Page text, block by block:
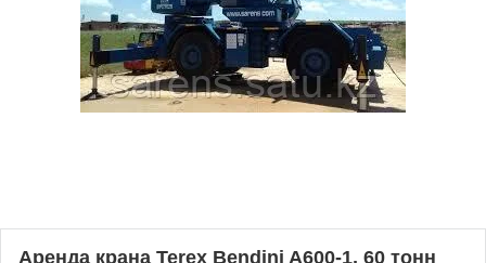
Аренда крана Terex Bendini A600-1, 60 тонн